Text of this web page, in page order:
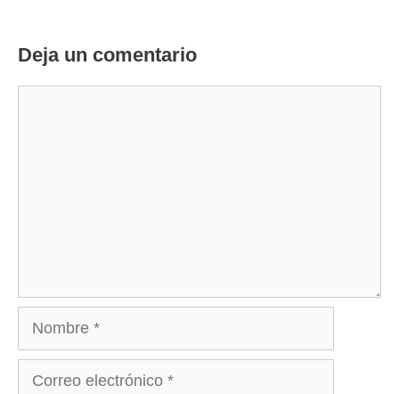
Deja un comentario